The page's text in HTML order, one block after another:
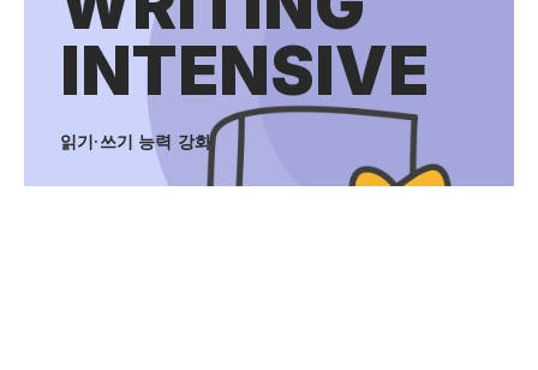
INTENSIVE
읽기·쓰기 능력 강화